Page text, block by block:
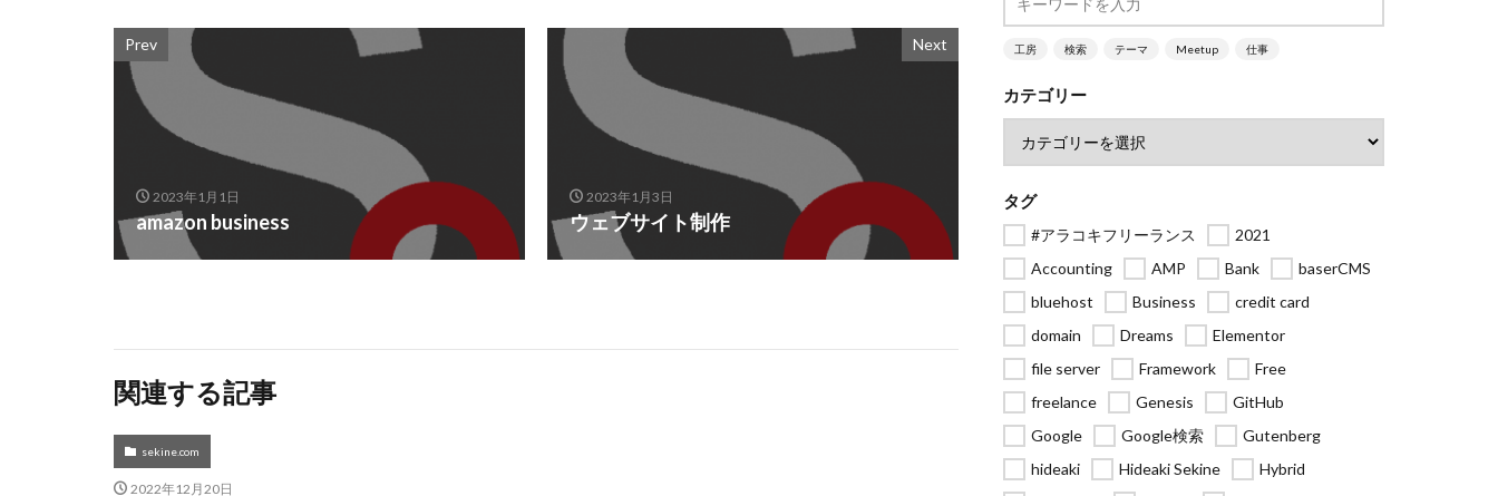
Prev
2023年1月1日
amazon business
Next
2023年1月3日
ウェブサイト制作
関連する記事
sekine.com
2022年12月20日
工房 検索 テーマ Meetup 仕事
カテゴリー
タグ
#アラコキフリーランス
2021
Accounting
AMP Bank
baserCMS
bluehost
Business
credit card
domain
Dreams
Elementor
file server
Framework
Free
freelance
Genesis
GitHub
Google
Google検索
Gutenberg
hideaki
Hideaki Sekine
Hybrid